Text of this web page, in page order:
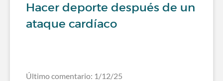
Hacer deporte después de un
ataque cardíaco
Último comentario: 1/12/25